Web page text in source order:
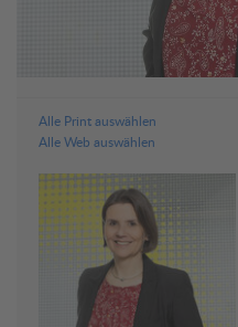
Alle Print auswählen
Alle Web auswählen